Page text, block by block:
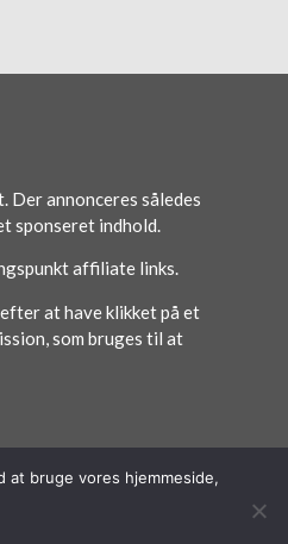
Der annonceres således
sponseret indhold.
affiliate links.
at have klikket på et
som bruges til at
at bruge vores hjemmeside,